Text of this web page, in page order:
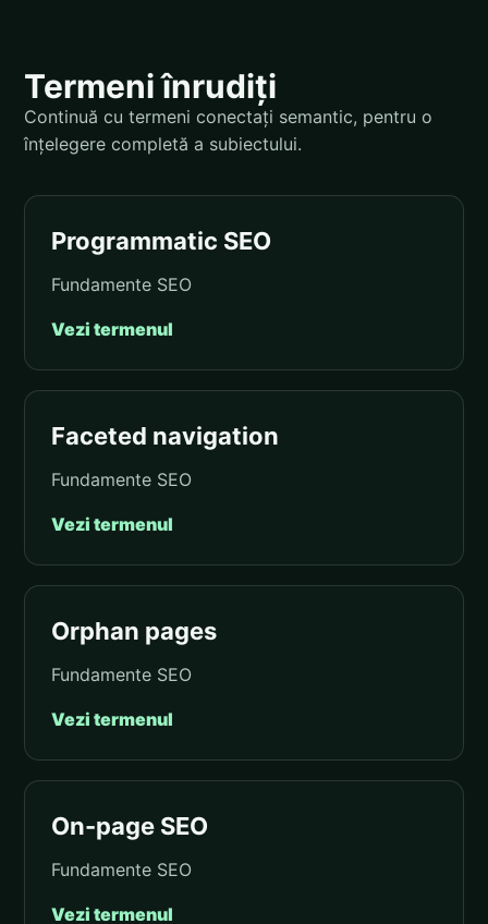
Termeni înrudiți
Continuă cu termeni conectați semantic, pentru o
înțelegere completă a subiectului.
Programmatic SEO
Fundamente SEO
Vezi termenul
Faceted navigation
Fundamente SEO
Vezi termenul
Orphan pages
Fundamente SEO
Vezi termenul
On-page SEO
Fundamente SEO
Vezi termenul